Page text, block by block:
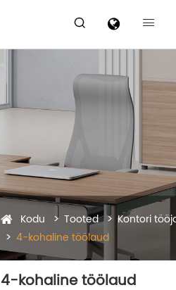
 
Kodu Tooted
Kontori
4-kohaline töölaud
4-kohaline töölaud